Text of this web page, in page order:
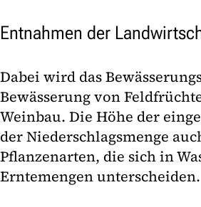
Entnahmen der
Dabei wird das
Bewässerung von
Weinbau. Die Höhe der
der Niederschlagsmenge
Pflanzenarten, die sich in
Erntemengen unterscheiden.